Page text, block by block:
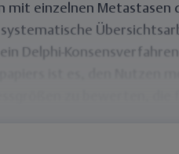
mit einzelnen Metastasen
systematische
Delphi-